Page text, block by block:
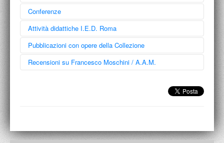
Comunità Italia
Conferenze
Maria Lai
Attività didattiche I.E.D. Roma
Pubblicazioni con opere della Collezione
Segno, Attualità Internazionale d'Arte Contemporanea, n.228, gennaio-
marzo / 2010
Recensioni su Francesco Moschini / A.A.M.
AAM Architettura Arte Moderna, quarantacinque anni di